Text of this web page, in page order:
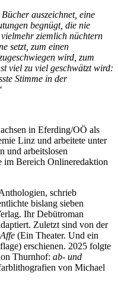
auszeichnet, eine
begnügt, die nie
ziemlich nüchtern
setzt, zum einen
wird, zum
viel zu viel geschwätzt wird:
Stimme in der
in Eferding/OÖ als
Linz und arbeitete unter
und arbeitslosen
im Bereich Onlineredaktion
schrieb
bislang sieben
Ihr Debütroman
Zuletzt sind von der
(Ein Theater. Und ein
erschienen. 2025 folgte
Thurnhof: ab- und
von Michael